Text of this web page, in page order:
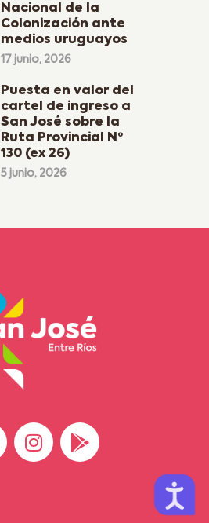
Nacional de la
Colonización ante
medios uruguayos
17 junio, 2026
Puesta en valor del
cartel de ingreso a
San José sobre la
Ruta Provincial Nº
130 (ex 26)
5 junio, 2026